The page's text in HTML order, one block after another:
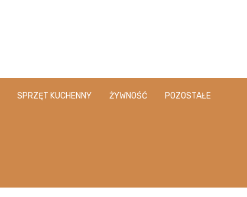
SPRZĘT KUCHENNY ŻYWNOŚĆ POZOSTAŁE